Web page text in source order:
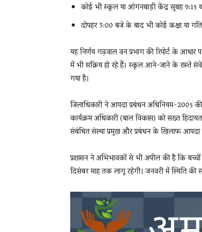
कोई भी स्कूल या आंगनबाड़ी केंद्र सुबह 9:15
दोपहर 3:00 बजे के बाद भी कोई कक्षा या
यह निर्णय गढ़वाल वन प्रभाग की रिपोर्ट के
में भी सक्रिय हो रहे हैं। स्कूल आने-जाने के रास्ते
गया है।
जिलाधिकारी ने आपदा प्रबंधन अधिनियम-2005
कार्यक्रम अधिकारी (बाल विकास) को सख्त
संबंधित संस्था प्रमुख और प्रबंधन के खिलाफ आपदा
प्रशासन ने अभिभावकों से भी अपील की है कि
दिसंबर माह तक लागू रहेगी। जनवरी में स्थिति की